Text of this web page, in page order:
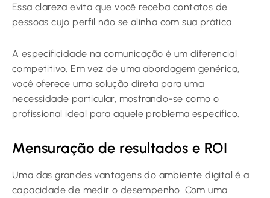
Essa clareza evita que você receba contatos de
pessoas cujo perfil não se alinha com sua prática.
A especificidade na comunicação é um diferencial
competitivo. Em vez de uma abordagem genérica,
você oferece uma solução direta para uma
necessidade particular, mostrando-se como o
profissional ideal para aquele problema específico.
Mensuração de resultados e ROI
Uma das grandes vantagens do ambiente digital é a
capacidade de medir o desempenho. Com uma